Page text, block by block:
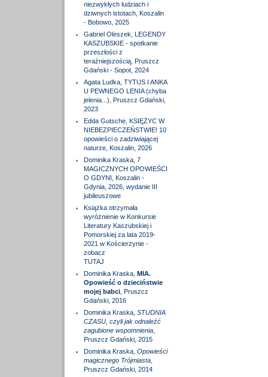
niezwykłych ludziach i
dziwnych istotach, Koszalin
- Bobowo, 2025
Gabriel Oleszek, LEGENDY
KASZUBSKIE - spotkanie
przeszłości z
teraźniejszością, Pruszcz
Gdański - Sopot, 2024
Agata Ludka, TYTUS I ANKA
U PEWNEGO LENIA (chyba
jelenia...), Pruszcz Gdański,
2023
Edda Gutsche, KSIĘŻYC W
NIEBEZPIECZEŃSTWIE! 10
opowieści o zadziwiającej
naturze, Koszalin, 2026
Dominika Kraska, 7
MAGICZNYCH OPOWIEŚCI
O GDYNI, Koszalin -
Gdynia, 2026, wydanie III
jubileuszowe
Książka otrzymała
wyróżnienie w Konkursie
Literatury Kaszubskiej i
Pomorskiej za lata 2019-
2021 w Kościerzynie -
zobacz
TUTAJ
Dominika Kraska, MIA.
Opowieść o dzieciństwie
mojej babci, Pruszcz
Gdański, 2016
Dominika Kraska, STUDNIA
CZASU, czyli jak odnaleźć
zagubione wspomnienia,
Pruszcz Gdański, 2015
Dominika Kraska, Opowieści
magicznego Trójmiasta,
Pruszcz Gdański, 2014